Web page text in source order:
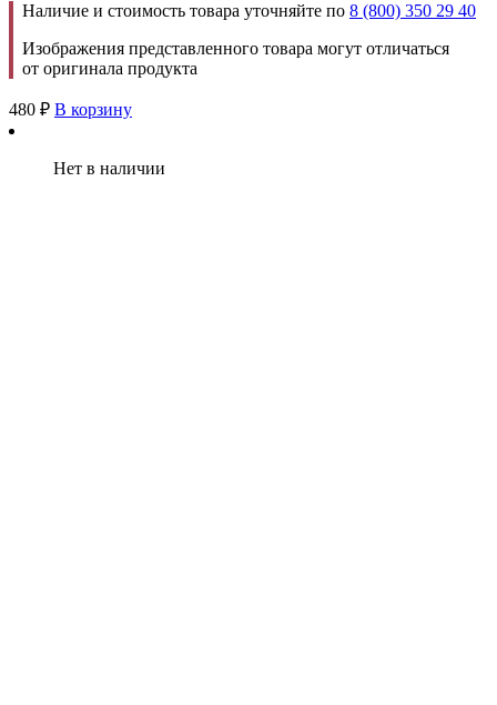
Наличие и стоимость товара уточняйте по 8 (800) 350 29 40
Изображения представленного товара могут отличаться
от оригинала продукта
480 ₽ В корзину
Нет в наличии